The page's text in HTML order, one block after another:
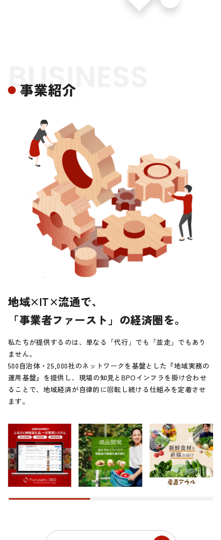
BUSINESS
事業紹介
地域×IT×流通で、
「事業者ファースト」の経済圏を。
私たちが提供するのは、単なる「代行」でも「並走」でもあり
ません。
500自治体・25,000社のネットワークを基盤とした『地域実務の
運用基盤』を提供し、現場の知見とBPOインフラを掛け合わせ
ることで、地域経済が自律的に回転し続ける仕組みを定着させ
ます。